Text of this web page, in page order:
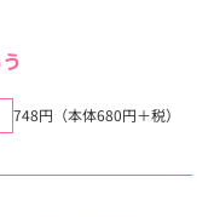
748円（本体680円＋税）